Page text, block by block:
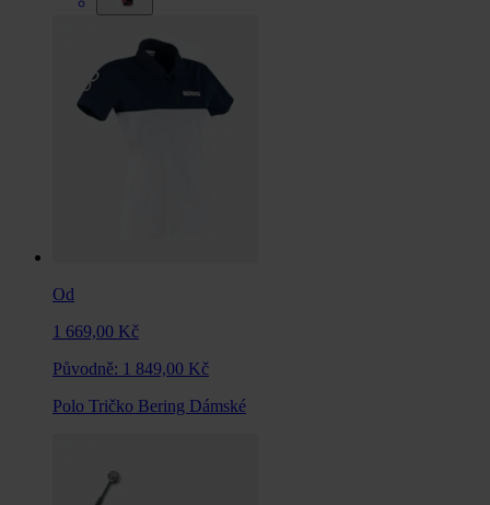
Od
1 669,00 Kč
Původně: 1 849,00 Kč
Polo Tričko Bering Dámské